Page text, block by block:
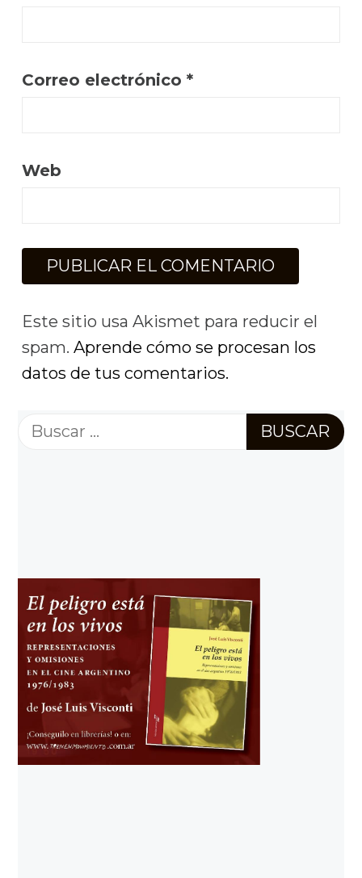
Correo electrónico *
Web
Este sitio usa Akismet para reducir el
spam. Aprende cómo se procesan los
datos de tus comentarios.
Buscar: